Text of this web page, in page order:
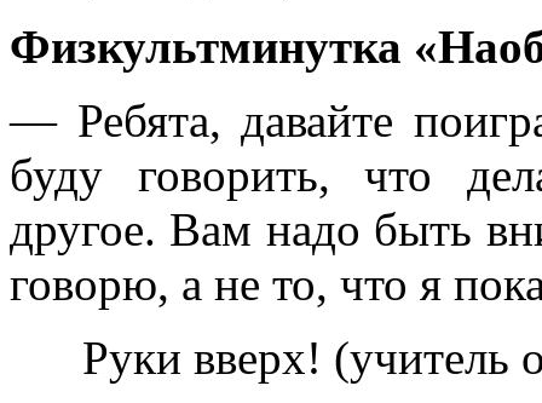
Физкультминутка
— Ребята, давайте
буду говорить, что
другое. Вам надо быть
говорю, а не то, что я
Руки вверх! (учитель